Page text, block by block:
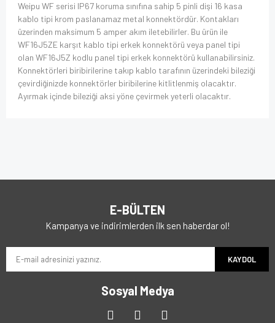
Weipu WF serisi IP67 koruma sınıfına sahip 5 pinli dişi 16 kasa
kablo tipi krom paslanamaz metal konnektördür. Kontakları
üzerinden maksimum 5 amper akım iletebilirler. Bu ürün ile
WF16J5ZE karşıt kablo tipi erkek konnektörü veya panel tipi
olan WF16J5Z kodlu panel tipi erkek konnektörü kullanabilirsiniz.
Konnektörleri biribirilerine takıp kablo tarafının üzerindeki bileziği
çevirdiğinizde konnektörler biribilerine kitlitlenmiş olacaktır.
Ayırmak içinde bileziği aksi yöne çevirmek yeterli olacaktır.
E-BÜLTEN
Kampanya ve indirimlerden ilk sen haberdar ol!
KAYDOL
Sosyal Medya